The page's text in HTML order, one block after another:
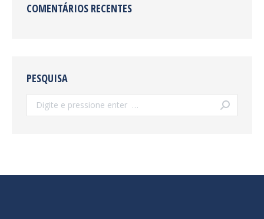
COMENTÁRIOS RECENTES
PESQUISA
Search: